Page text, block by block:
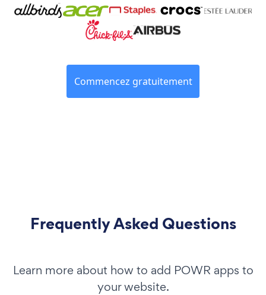
Commencez gratuitement
Frequently Asked Questions
Learn more about how to add POWR apps to
your website.